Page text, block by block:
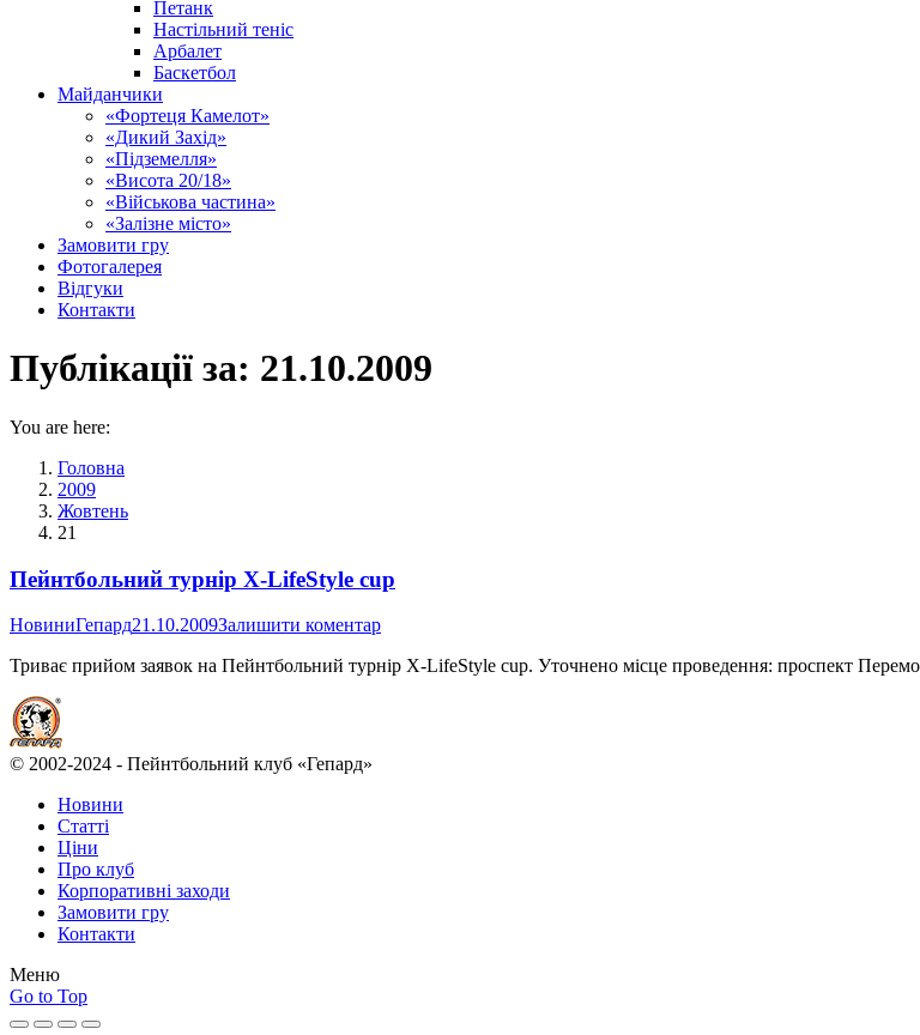
Петанк
Настільний теніс
Арбалет
Баскетбол
Майданчики
«Фортеця Камелот»
«Дикий Захід»
«Підземелля»
«Висота 20/18»
«Військова частина»
«Залізне місто»
Замовити гру
Фотогалерея
Відгуки
Контакти
Публікації за: 21.10.2009
You are here:
Головна
2009
Жовтень
21
Пейнтбольний турнір X-LifeStyle cup
НовиниГепард21.10.2009Залишити коментар
Триває прийом заявок на Пейнтбольний турнір X-LifeStyle cup. Уточнено місце проведення: проспект
© 2002-2024 - Пейнтбольний клуб «Гепард»
Новини
Статті
Ціни
Про клуб
Корпоративні заходи
Замовити гру
Контакти
Меню
Go to Top